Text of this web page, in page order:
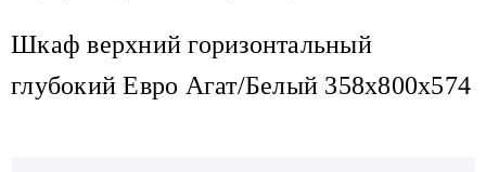
Шкаф верхний горизонтальный
глубокий Евро Агат/Белый 358х800х574